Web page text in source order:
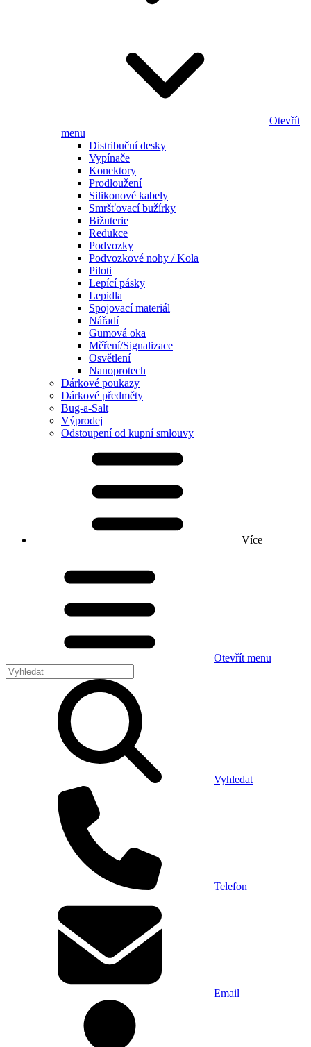
Otevřít
menu
Distribuční desky
Vypínače
Konektory
Prodloužení
Silikonové kabely
Smršťovací bužírky
Bižuterie
Redukce
Podvozky
Podvozkové nohy / Kola
Piloti
Lepící pásky
Lepidla
Spojovací materiál
Nářadí
Gumová oka
Měření/Signalizace
Osvětlení
Nanoprotech
Dárkové poukazy
Dárkové předměty
Bug-a-Salt
Výprodej
Odstoupení od kupní smlouvy
Více
Otevřít menu
Vyhledat
Telefon
Email